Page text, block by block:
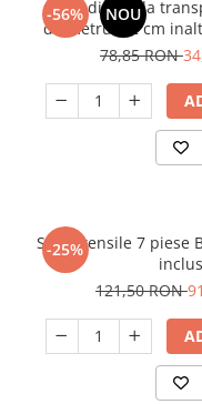
-56% NOU
Bol din sticla
diametru, 12 cm
salata, fructe,
78,85 RON
-25%
Set ustensile 7 piese
inclus
121,50 RON